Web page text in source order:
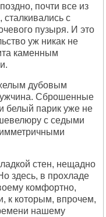
почти все из
сталкивались с
пузыря. И это
уж никак не
каменным
дубовым
Сброшенные
белый парик уже не
с седыми
стен, нещадно
здесь, в прохладе
комфортно,
к которым, впрочем,
нашему